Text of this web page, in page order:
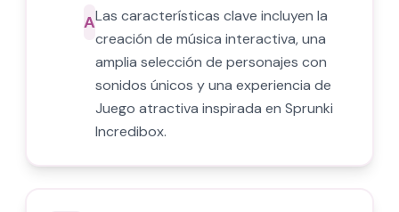
ALas características clave incluyen la
creación de música interactiva, una
amplia selección de personajes con
sonidos únicos y una experiencia de
Juego atractiva inspirada en Sprunki
Incredibox.